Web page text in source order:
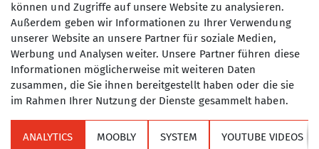
Edelweißfest 2023
17.09.2023
können und Zugriffe auf unsere Website zu analysieren.
Außerdem geben wir Informationen zu Ihrer Verwendung
unserer Website an unsere Partner für soziale Medien,
Werbung und Analysen weiter. Unsere Partner führen diese
Informationen möglicherweise mit weiteren Daten
zusammen, die Sie ihnen bereitgestellt haben oder die sie
im Rahmen Ihrer Nutzung der Dienste gesammelt haben.
ANALYTICS MOOBLY SYSTEM YOUTUBE VIDEOS